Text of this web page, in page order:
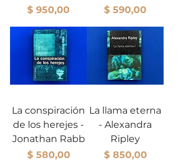
Precio
$ 950,00
Precio
$ 590,00
La conspiración
de los herejes -
Jonathan Rabb
Precio
$ 580,00
La llama eterna
- Alexandra
Ripley
Precio
$ 850,00